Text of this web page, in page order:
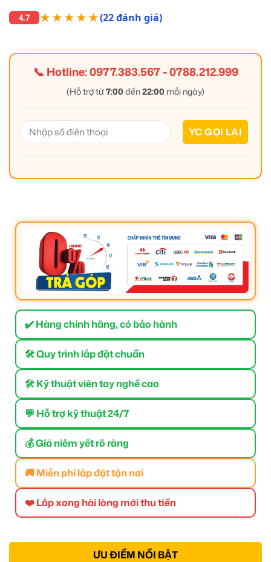
4.7 ★★★★★(22 đánh giá)
📞 Hotline:0977.383.567-0788.212.999
(Hỗ trợ từ7:00 đến22:00 mỗi ngày)
✔️ Hàng chính hãng, có bảo hành
🛠 Quy trình lắp đặt chuẩn
🛠 Kỹ thuật viên tay nghề cao
💬 Hỗ trợ kỹ thuật 24/7
💰 Giá niêm yết rõ ràng
🚚 Miễn phí lắp đặt tận nơi
❤️ Lắp xong hài lòng mới thu tiền
ƯU ĐIỂM NỔI BẬT